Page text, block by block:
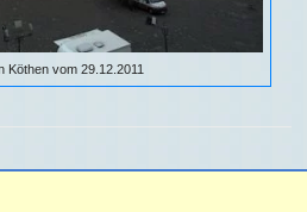
Köthen vom 29.12.2011